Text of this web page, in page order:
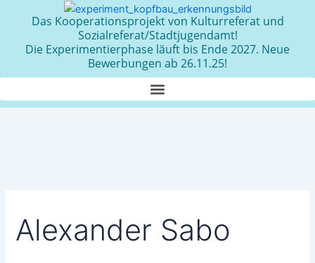
Das Kooperationsprojekt von Kulturreferat und
Sozialreferat/Stadtjugendamt!
Die Experimentierphase läuft bis Ende 2027. Neue
Bewerbungen ab 26.11.25!
Alexander Sabo